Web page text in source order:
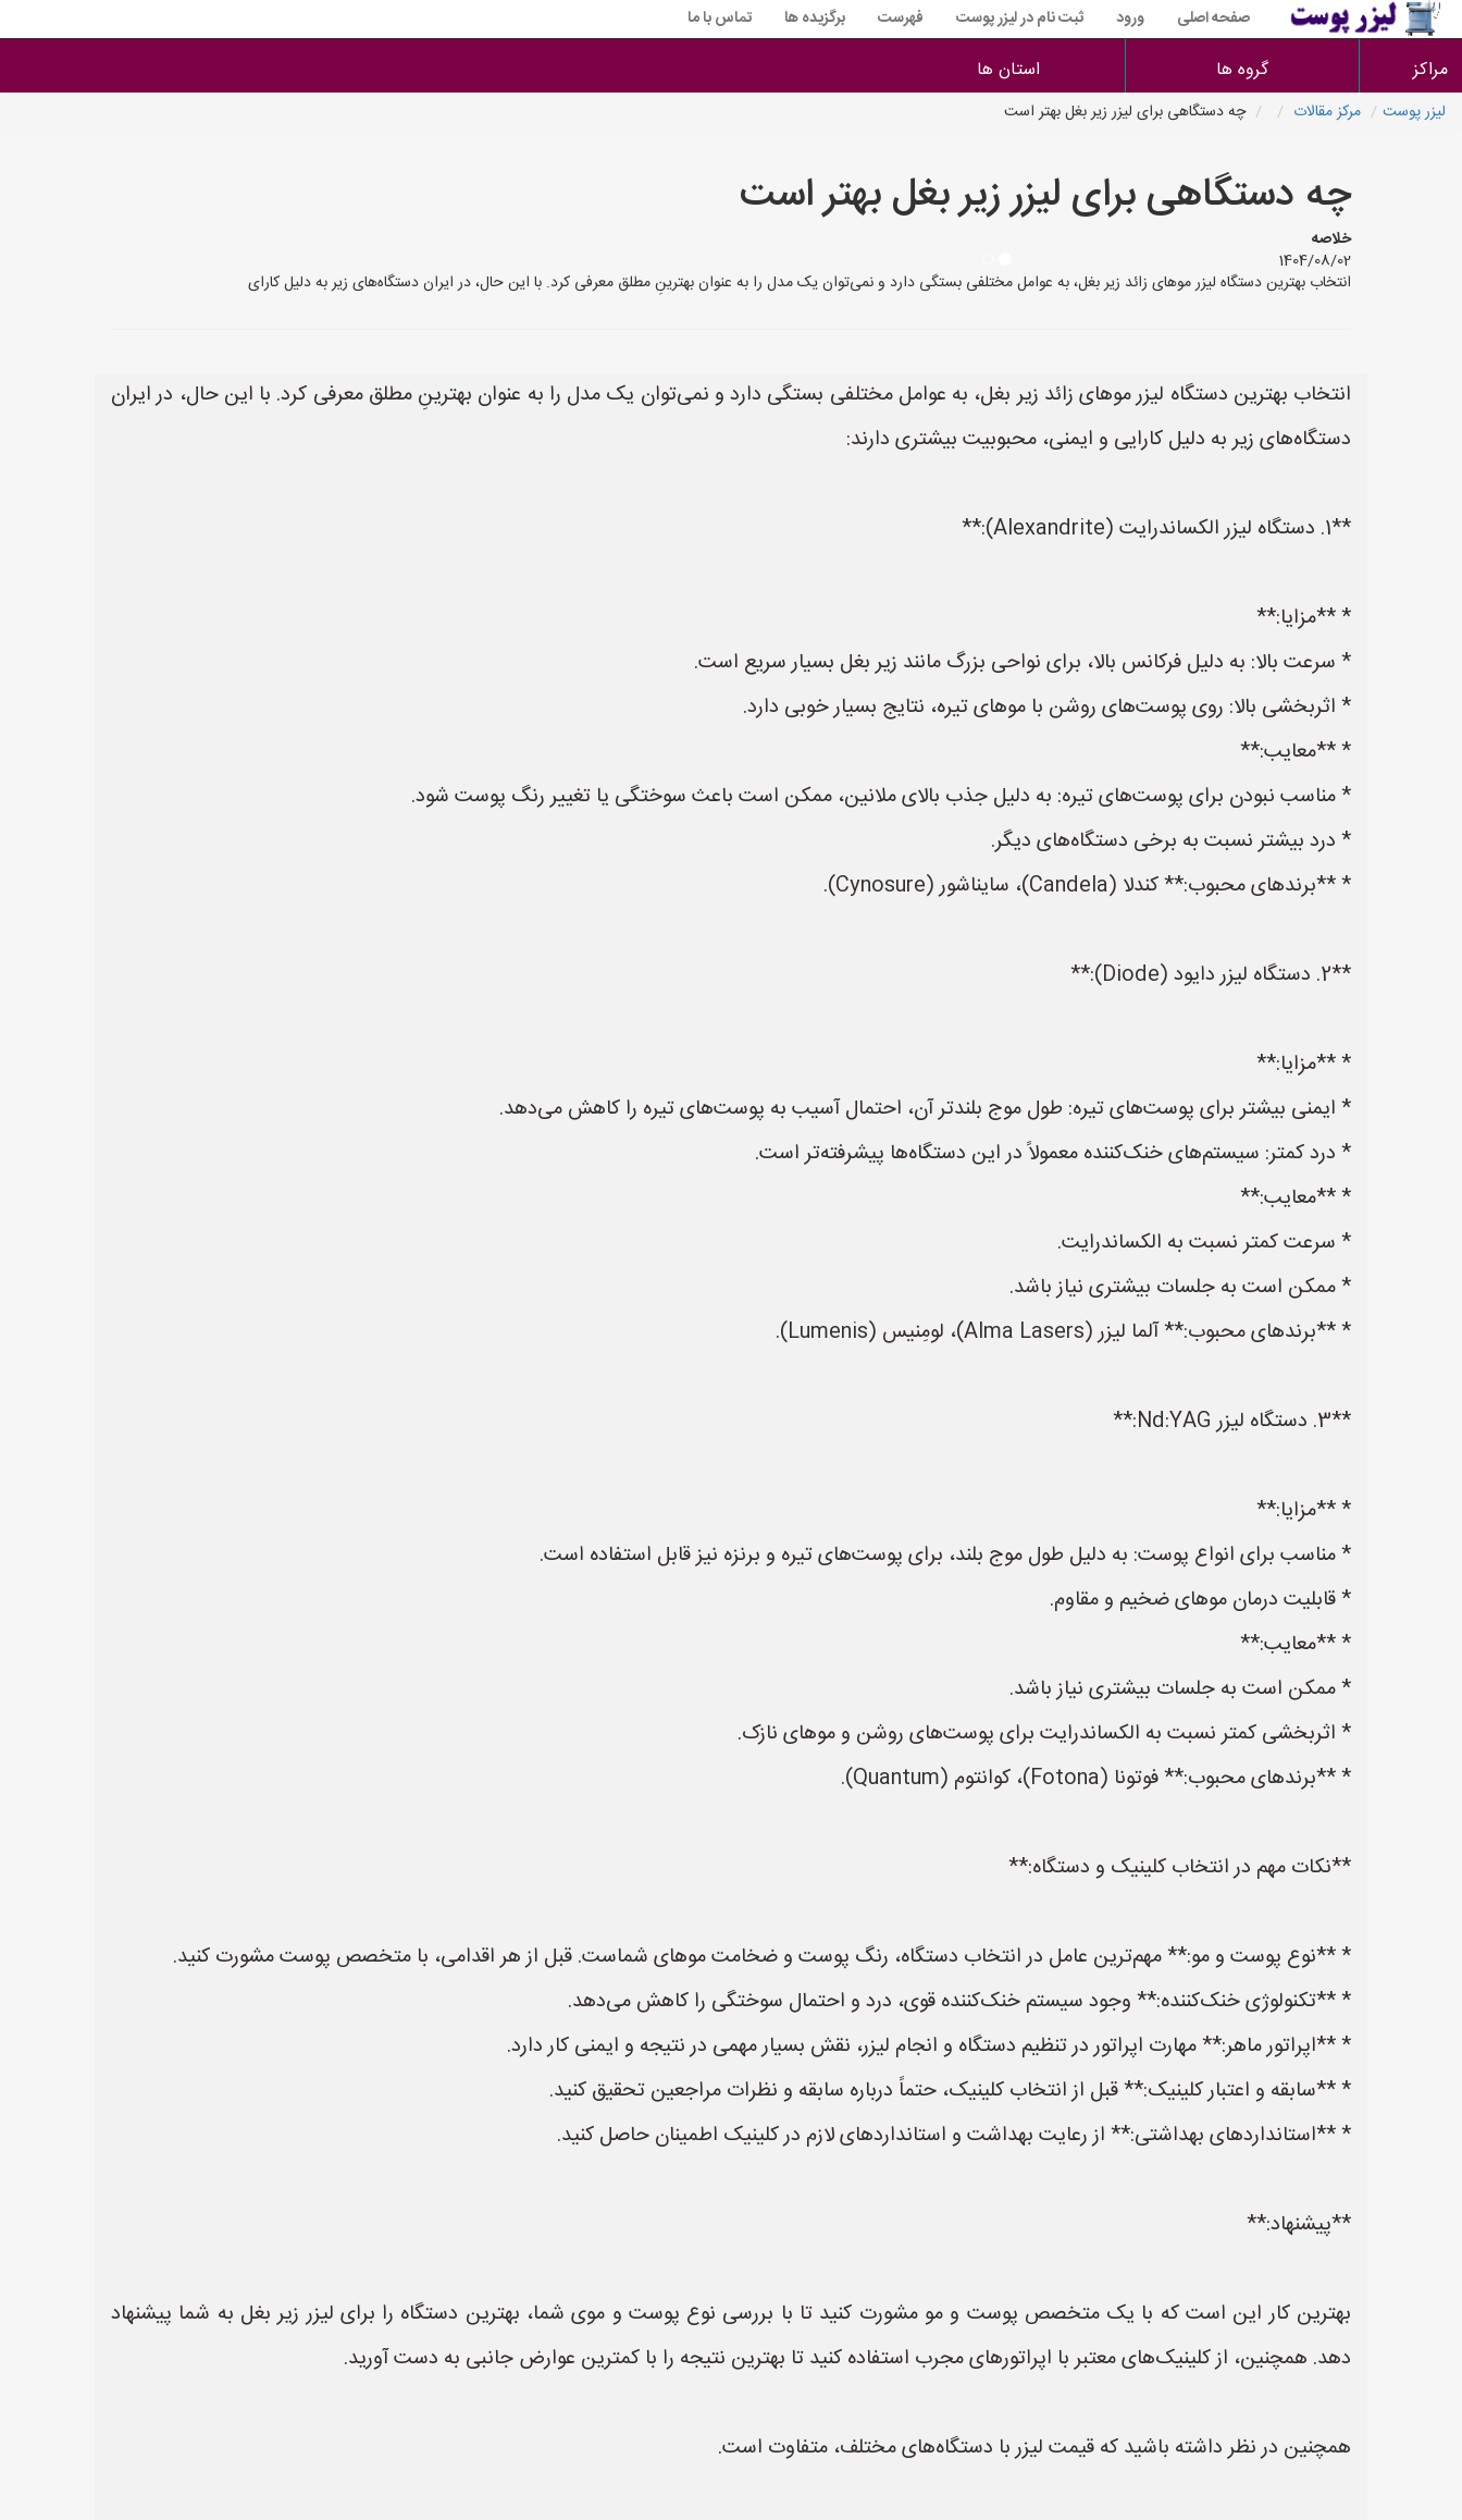
صفحه اصلی ورود ثبت نام در لیزر پوست فهرست برگزیده ها تماس با ما
مراکز گروه ها استان ها
لیزر پوست مرکز مقالات چه دستگاهی برای لیزر زیر بغل بهتر است
چه دستگاهی برای لیزر زیر بغل بهتر است
خلاصه
1404/08/02
انتخاب بهترین دستگاه لیزر موهای زائد زیر بغل، به عوامل مختلفی بستگی دارد و نمی‌توان یک مدل را به عنوان بهترینِ مطلق معرفی کرد. با این حال، در ایران دستگاه‌های زیر به دلیل کارای
انتخاب بهترین دستگاه لیزر موهای زائد زیر بغل، به عوامل مختلفی بستگی دارد و نمی‌توان یک مدل را به عنوان بهترینِ مطلق معرفی کرد. با این حال، در ایران
دستگاه‌های زیر به دلیل کارایی و ایمنی، محبوبیت بیشتری دارند:
**1. دستگاه لیزر الکساندرایت (Alexandrite):**
* **مزایا:**
* سرعت بالا: به دلیل فرکانس بالا، برای نواحی بزرگ مانند زیر بغل بسیار سریع است.
* اثربخشی بالا: روی پوست‌های روشن با موهای تیره، نتایج بسیار خوبی دارد.
* **معایب:**
* مناسب نبودن برای پوست‌های تیره: به دلیل جذب بالای ملانین، ممکن است باعث سوختگی یا تغییر رنگ پوست شود.
* درد بیشتر نسبت به برخی دستگاه‌های دیگر.
* **برندهای محبوب:** کندلا (Candela)، سایناشور (Cynosure).
**2. دستگاه لیزر دایود (Diode):**
* **مزایا:**
* ایمنی بیشتر برای پوست‌های تیره: طول موج بلندتر آن، احتمال آسیب به پوست‌های تیره را کاهش می‌دهد.
* درد کمتر: سیستم‌های خنک‌کننده معمولاً در این دستگاه‌ها پیشرفته‌تر است.
* **معایب:**
* سرعت کمتر نسبت به الکساندرایت.
* ممکن است به جلسات بیشتری نیاز باشد.
* **برندهای محبوب:** آلما لیزر (Alma Lasers)، لومِنیس (Lumenis).
**3. دستگاه لیزر Nd:YAG:**
* **مزایا:**
* مناسب برای انواع پوست: به دلیل طول موج بلند، برای پوست‌های تیره و برنزه نیز قابل استفاده است.
* قابلیت درمان موهای ضخیم و مقاوم.
* **معایب:**
* ممکن است به جلسات بیشتری نیاز باشد.
* اثربخشی کمتر نسبت به الکساندرایت برای پوست‌های روشن و موهای نازک.
* **برندهای محبوب:** فوتونا (Fotona)، کوانتوم (Quantum).
**نکات مهم در انتخاب کلینیک و دستگاه:**
* **نوع پوست و مو:** مهم‌ترین عامل در انتخاب دستگاه، رنگ پوست و ضخامت موهای شماست. قبل از هر اقدامی، با متخصص پوست مشورت کنید.
* **تکنولوژی خنک‌کننده:** وجود سیستم خنک‌کننده قوی، درد و احتمال سوختگی را کاهش می‌دهد.
* **اپراتور ماهر:** مهارت اپراتور در تنظیم دستگاه و انجام لیزر، نقش بسیار مهمی در نتیجه و ایمنی کار دارد.
* **سابقه و اعتبار کلینیک:** قبل از انتخاب کلینیک، حتماً درباره سابقه و نظرات مراجعین تحقیق کنید.
* **استانداردهای بهداشتی:** از رعایت بهداشت و استانداردهای لازم در کلینیک اطمینان حاصل کنید.
**پیشنهاد:**
بهترین کار این است که با یک متخصص پوست و مو مشورت کنید تا با بررسی نوع پوست و موی شما، بهترین دستگاه را برای لیزر زیر بغل به شما پیشنهاد
دهد. همچنین، از کلینیک‌های معتبر با اپراتورهای مجرب استفاده کنید تا بهترین نتیجه را با کمترین عوارض جانبی به دست آورید.
همچنین در نظر داشته باشید که قیمت لیزر با دستگاه‌های مختلف، متفاوت است.